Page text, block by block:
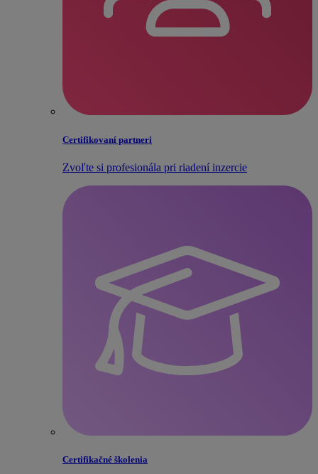
Certifikovaní partneri
Zvoľte si profesionála pri riadení inzercie
Certifikačné školenia